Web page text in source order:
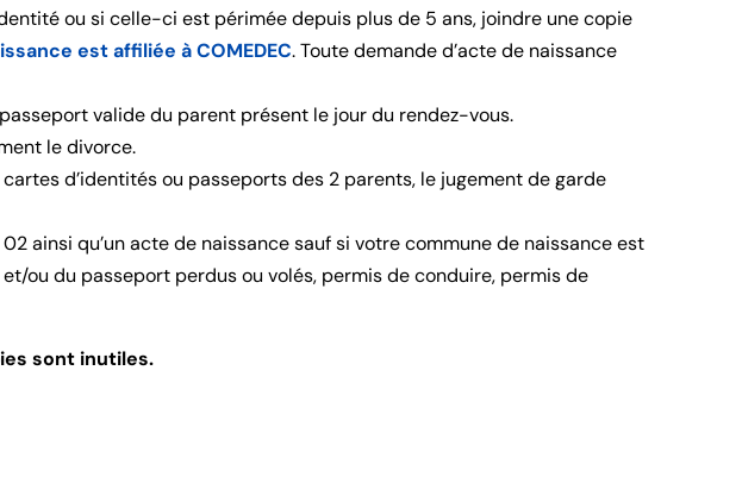
ou si celle-ci est périmée depuis plus de 5 ans, joindre une copie
est affiliée à COMEDEC. Toute demande d’acte de naissance
valide du parent présent le jour du rendez-vous.
le divorce.
d’identités ou passeports des 2 parents, le jugement de garde
ainsi qu’un acte de naissance sauf si votre commune de naissance est
ou du passeport perdus ou volés, permis de conduire, permis de
sont inutiles.